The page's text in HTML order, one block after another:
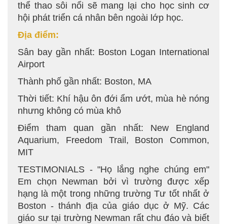
thể thao sôi nổi sẽ mang lại cho học sinh cơ
hội phát triển cá nhân bên ngoài lớp học.
Địa điểm:
Sân bay gần nhất: Boston Logan International
Airport
Thành phố gần nhất: Boston, MA
Thời tiết: Khí hậu ôn đới ẩm ướt, mùa hè nóng
nhưng không có mùa khô
Điểm tham quan gần nhất: New England
Aquarium, Freedom Trail, Boston Common,
MIT
TESTIMONIALS - "Họ lắng nghe chúng em"
Em chọn Newman bởi vì trường được xếp
hạng là một trong những trường Tư tốt nhất ở
Boston - thánh địa của giáo dục ở Mỹ. Các
giáo sư tại trường Newman rất chu đáo và biết